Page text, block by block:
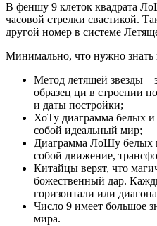
В феншу 9 клеток квадрата
часовой стрелки свастикой.
другой номер в системе
Минимально, что нужно знать
Метод летящей звезды –
образец ци в строении
и даты постройки;
ХоТу диаграмма белых и
собой идеальный мир;
Диаграмма ЛоШу белых
собой движение,
Китайцы верят, что
божественный дар.
горизонтали или
Число 9 имеет большое
мира.